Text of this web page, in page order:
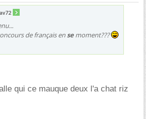
de français ensemoment???
qui ce mauque deux l'a chat riz